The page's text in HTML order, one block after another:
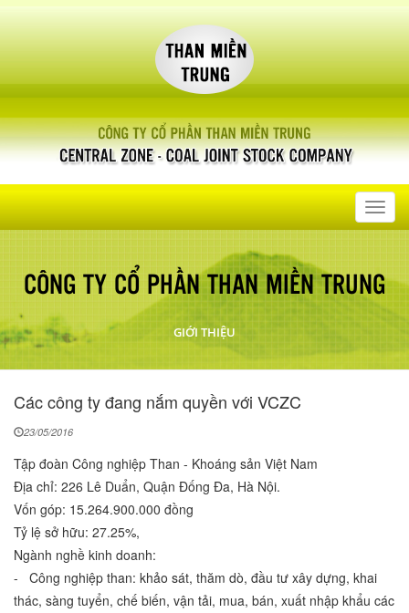
CÔNG TY CỔ PHẦN THAN MIỀN TRUNG
GIỚI THIỆU
Các công ty đang nắm quyền với VCZC
23/05/2016
Tập đoàn Công nghiệp Than - Khoáng sản Việt Nam
Địa chỉ: 226 Lê Duẩn, Quận Đống Đa, Hà Nội.
Vốn góp: 15.264.900.000 đồng
Tỷ lệ sở hữu: 27.25%,
Ngành nghề kinh doanh:
- Công nghiệp than: khảo sát, thăm dò, đầu tư xây dựng, khai
thác, sàng tuyển, chế biến, vận tải, mua, bán, xuất nhập khẩu các